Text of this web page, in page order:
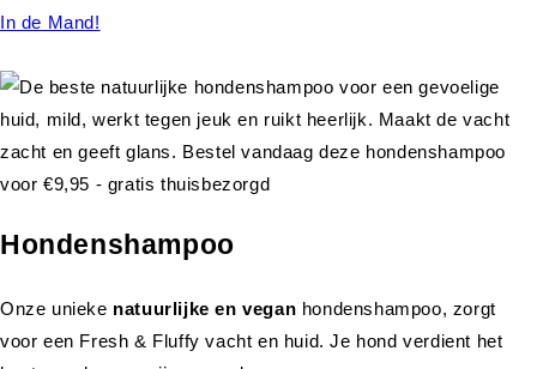
In de Mand!
Hondenshampoo
Onze unieke natuurlijke en vegan hondenshampoo, zorgt
voor een Fresh & Fluffy vacht en huid. Je hond verdient het